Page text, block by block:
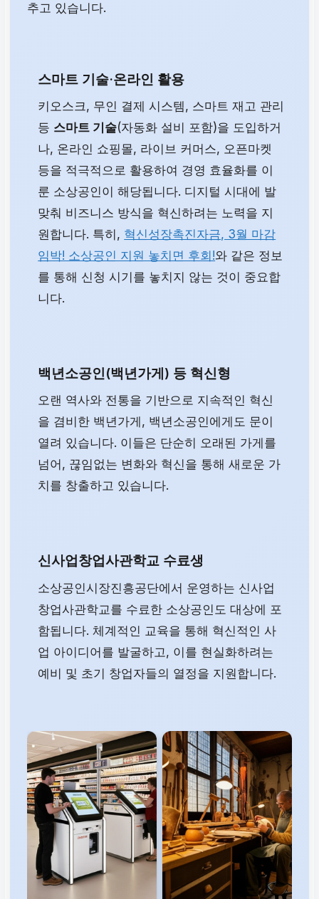
추고 있습니다.
스마트 기술·온라인 활용
키오스크, 무인 결제 시스템, 스마트 재고 관리
등 스마트 기술(자동화 설비 포함)을 도입하거
나, 온라인 쇼핑몰, 라이브 커머스, 오픈마켓
등을 적극적으로 활용하여 경영 효율화를 이
룬 소상공인이 해당됩니다. 디지털 시대에 발
맞춰 비즈니스 방식을 혁신하려는 노력을 지
원합니다. 특히, 혁신성장촉진자금, 3월 마감
임박! 소상공인 지원 놓치면 후회!와 같은 정보
를 통해 신청 시기를 놓치지 않는 것이 중요합
니다.
백년소공인(백년가게) 등 혁신형
오랜 역사와 전통을 기반으로 지속적인 혁신
을 겸비한 백년가게, 백년소공인에게도 문이
열려 있습니다. 이들은 단순히 오래된 가게를
넘어, 끊임없는 변화와 혁신을 통해 새로운 가
치를 창출하고 있습니다.
신사업창업사관학교 수료생
소상공인시장진흥공단에서 운영하는 신사업
창업사관학교를 수료한 소상공인도 대상에 포
함됩니다. 체계적인 교육을 통해 혁신적인 사
업 아이디어를 발굴하고, 이를 현실화하려는
예비 및 초기 창업자들의 열정을 지원합니다.